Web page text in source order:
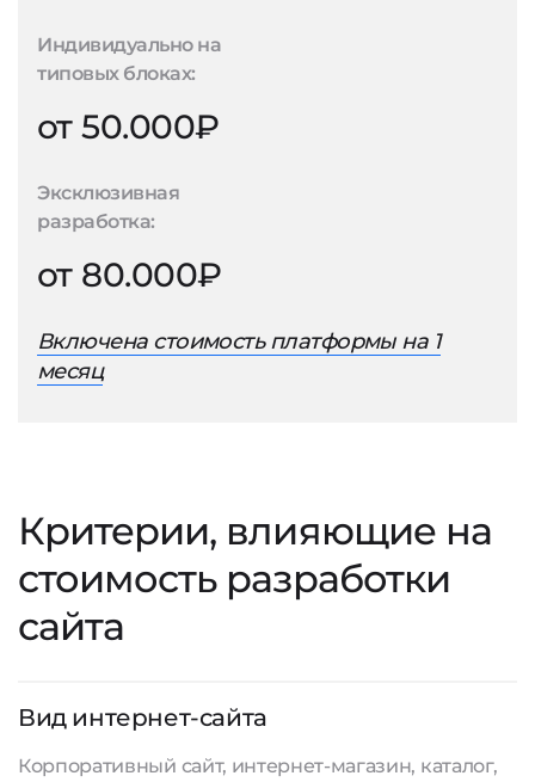
Индивидуально на
типовых блоках:
от 50.000₽
Эксклюзивная
разработка:
от 80.000₽
Включена стоимость платформы на 1
месяц
Критерии, влияющие на
стоимость разработки
сайта
Вид интернет-сайта
Корпоративный сайт, интернет-магазин, каталог,